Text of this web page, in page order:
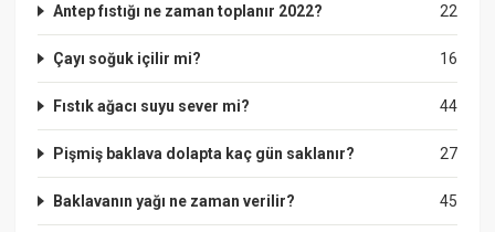
22
Antep fıstığı ne zaman toplanır 2022?
16
Çayı soğuk içilir mi?
44
Fıstık ağacı suyu sever mi?
27
Pişmiş baklava dolapta kaç gün saklanır?
45
Baklavanın yağı ne zaman verilir?